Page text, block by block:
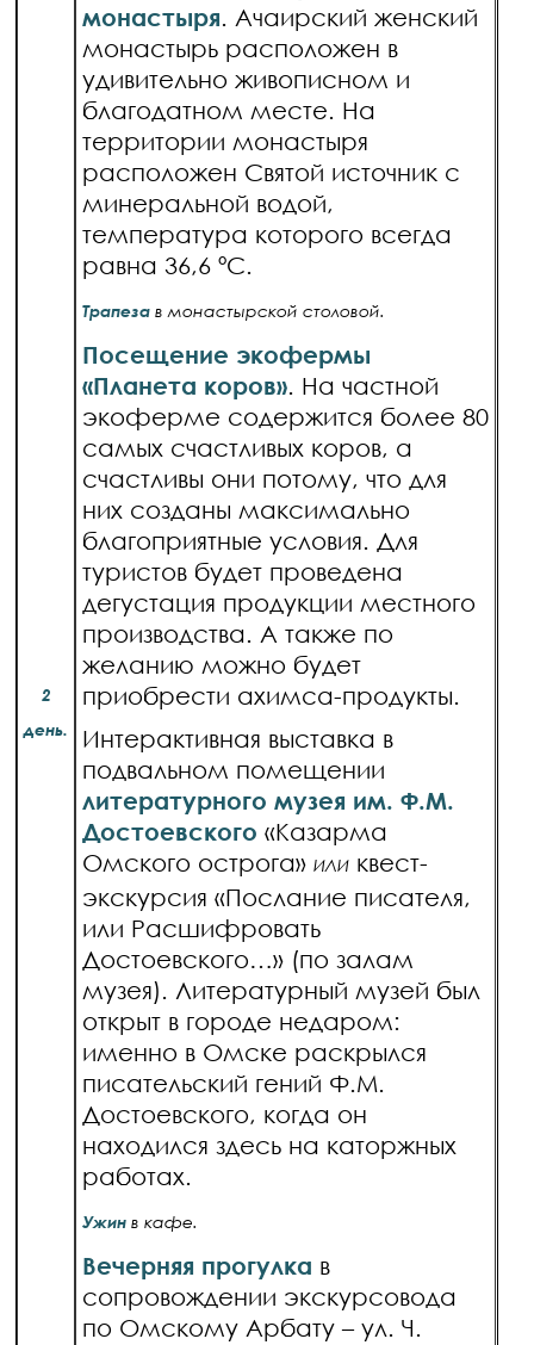
2
день.
монастыря. Ачаирский женский
монастырь расположен в
удивительно живописном и
благодатном месте. На
территории монастыря
расположен Святой источник с
минеральной водой,
температура которого всегда
равна 36,6 ºС.
Трапезав монастырской столовой.
Посещение экофермы
«Планета коров». На частной
экоферме содержится более 80
самых счастливых коров, а
счастливы они потому, что для
них созданы максимально
благоприятные условия. Для
туристов будет проведена
дегустация продукции местного
производства. А также по
желанию можно будет
приобрести ахимса-продукты.
Интерактивная выставка в
подвальном помещении
литературного музея им. Ф.М.
Достоевского«Казарма
Омского острога»ИЛИ квест-
экскурсия «Послание писателя,
или Расшифровать
Достоевского…» (по залам
музея). Литературный музей был
открыт в городе недаром:
именно в Омске раскрылся
писательский гений Ф.М.
Достоевского, когда он
находился здесь на каторжных
работах.
Ужин в кафе.
Вечерняя прогулка в
сопровождении экскурсовода
по Омскому Арбату – ул. Ч.